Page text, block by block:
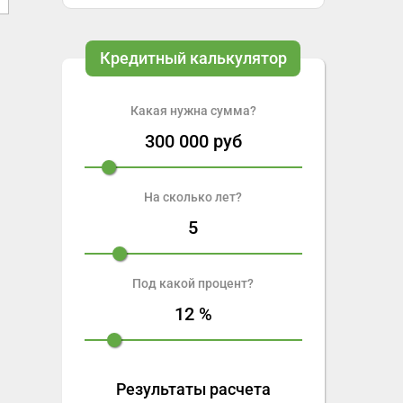
Кредитный калькулятор
Какая нужна сумма?
300 000руб
На сколько лет?
5
Под какой процент?
12%
Результаты расчета